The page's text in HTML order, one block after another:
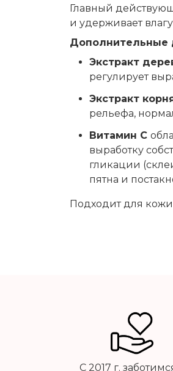
Главный
и удерживает
Дополнительные
Экстракт
регулирует
Экстракт
рельефа,
Витамин С
выработку
гликации
пятна и
Подходит для
С 2017 г.